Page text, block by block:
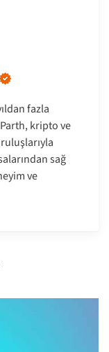
fazla
kripto ve
sağ
ve